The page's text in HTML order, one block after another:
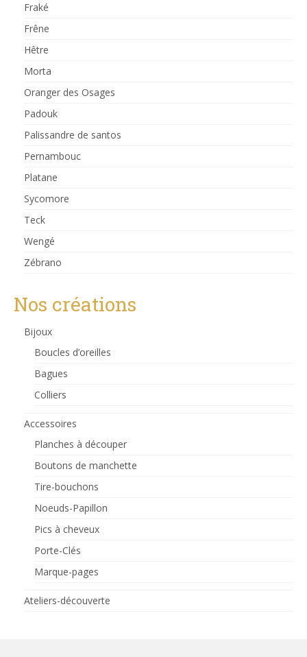
Fraké
Frêne
Hêtre
Morta
Oranger des Osages
Padouk
Palissandre de santos
Pernambouc
Platane
Sycomore
Teck
Wengé
Zébrano
Nos créations
Bijoux
Boucles d’oreilles
Bagues
Colliers
Accessoires
Planches à découper
Boutons de manchette
Tire-bouchons
Noeuds-Papillon
Pics à cheveux
Porte-Clés
Marque-pages
Ateliers-découverte